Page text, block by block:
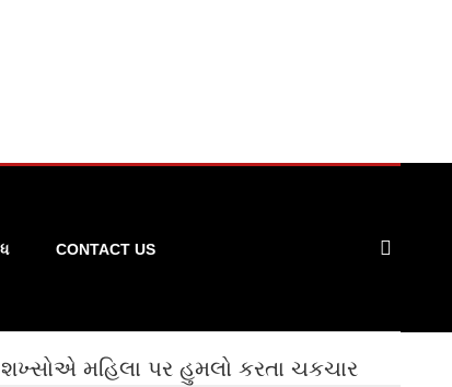
CONTACT US
શખ્સોએ મહિલા પર હુમલો કરતા ચકચાર